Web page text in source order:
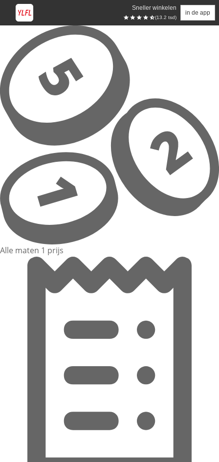
Sneller winkelen
(13.2 tsd)
in de app
Overslaan naar hoofdinhoud
Alle maten 1 prijs